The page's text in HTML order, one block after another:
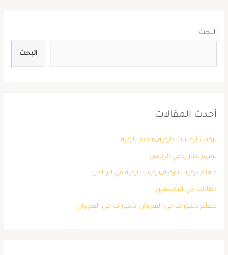
البحث
البحث
أحدث المقالات
تركيب ارضيات باركية_معلم باركية
ترميم منازل في الرياض
معلم تركيب باركية_تركيب باركية في الرياض
دهانات حي الياسمين
معلم ديكورات حي القيروان_ديكورات حي القيروان